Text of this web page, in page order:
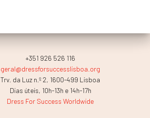
+351 926 526 116
geral@dressforsuccesslisboa.org
Trv. da Luz n.º 2, 1600-499 Lisboa
Dias úteis, 10h-13h e 14h-17h
Dress For Success Worldwide